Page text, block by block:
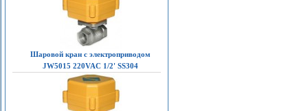
Шаровой кран с электроприводом
JW5015 220VAC 1/2' SS304